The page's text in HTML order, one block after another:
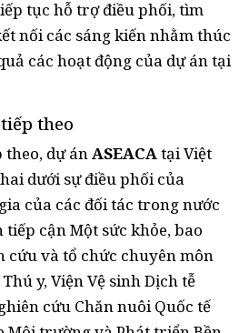
tục hỗ trợ điều phối, tìm
nối các sáng kiến nhằm thúc
các hoạt động của dự án tại
theo
dự ánASEACAtại Việt
dưới sự điều phối của
của các đối tác trong nước
tiếp cận Một sức khỏe, bao
cứu và tổ chức chuyên môn
y, Viện Vệ sinh Dịch tễ
cứu Chăn nuôi Quốc tế